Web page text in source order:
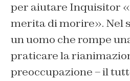
per aiutare Inquisitor
merita di morire». Nel
un uomo che rompe
praticare la
preoccupazione – il